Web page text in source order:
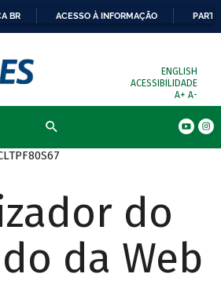
BR ACESSO À INFORMAÇÃO
ENGLISH
ACESSIBILIDADE
A+ A-
do
da Web